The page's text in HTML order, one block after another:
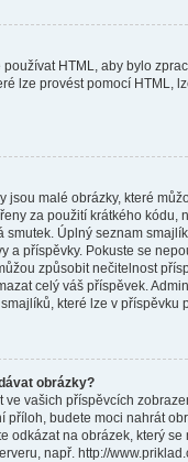
používat HTML, aby bylo
lze provést pomocí HTML,
jsou malé obrázky, které
za použití krátkého kódu,
smutek. Úplný seznam
a příspěvky. Pokuste se
způsobit nečitelnost
celý váš příspěvek.
které lze v příspěvku
obrázky?
ve vašich příspěvcích
příloh, budete moci nahrát
odkázat na obrázek, který se
např. http://